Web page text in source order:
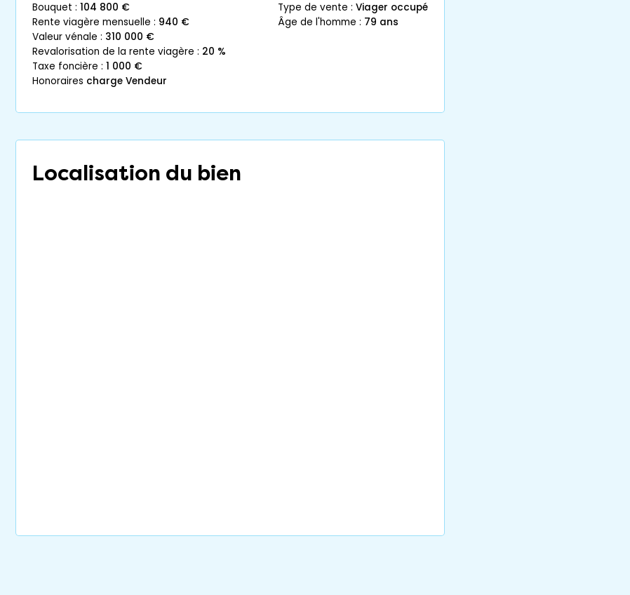
bouquet : 104 800 €
rente viagère mensuelle : 940 €
valeur vénale : 310 000 €
revalorisation de la rente viagère : 20 %
taxe foncière : 1 000 €
honoraires charge Vendeur
type de vente : Viager occupé
âge de l'homme : 79 ans
Localisation du bien